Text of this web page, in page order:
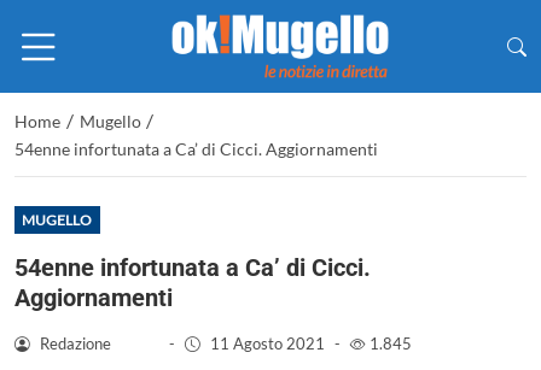
Home / Mugello /
54enne infortunata a Ca’ di Cicci. Aggiornamenti
MUGELLO
54enne infortunata a Ca’ di Cicci.
Aggiornamenti
Redazione - 11 Agosto 2021 - 1.845